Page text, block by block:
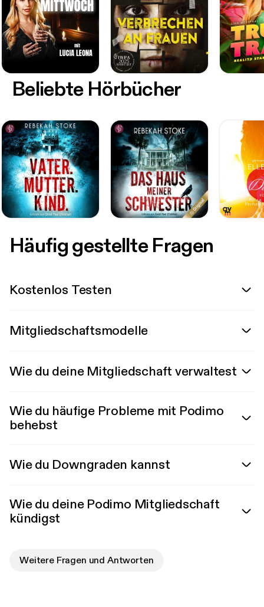
Beliebte Hörbücher
Häufig gestellte Fragen
Kostenlos Testen
Mitgliedschaftsmodelle
Wie du deine Mitgliedschaft verwaltest
Wie du häufige Probleme mit Podimo
behebst
Wie du Downgraden kannst
Wie du deine Podimo Mitgliedschaft
kündigst
Weitere Fragen und Antworten